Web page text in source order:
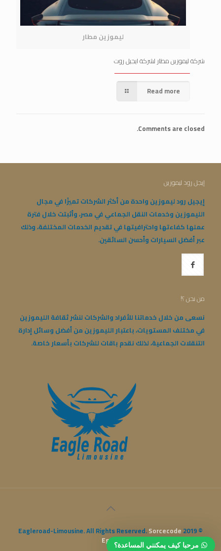
مرحبا كيف يمكنني المساعدة؟
ليموزين مطار
شركة ليموزين مطار لشركة ايجيل روت
Read more
Comments are closed.
إيجل رود ليموزين
إيجيل رود ليموزين واحدة من أكثر الشركات تميزًا في مجال
الليموزين وخدمات النقل الجماعي في مصر، وأثبتت خلال فترة
عملها كفاءتها واحترافيتها في تقديم الخدمات المختلفة، وذلك
عبر أفضل السيارات وأحسن السائقين.
من نحن ؟!
نسعى من خلال خدماتنا للأفراد والشركات لنشر ثقافة الليموزين
في مختلف المستويات، باعتبار الليموزين من أفضل وسائل إدارة
التنقلات الجماعية، لذلك نقدم باقات للشركات بأسعار خاصة.
© 2019 Eagleroad-Limousine. All Rights Reserved.
Sorcecode
Egypt